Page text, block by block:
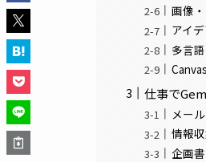
画像
アイ
多言
仕事で
メー
情報
企画